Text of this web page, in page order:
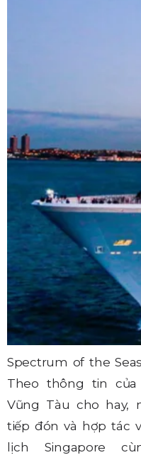
Spectrum of the
Theo thông tin
Vũng Tàu cho hay,
tiếp đón và hợp tác
lịch Singapore